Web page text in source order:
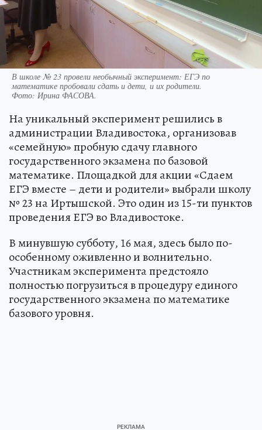
В школе № 23 провели необычный эксперимент: ЕГЭ по
математике пробовали сдать и дети, и их родители.
Фото: Ирина ФАСОВА.
На уникальный эксперимент решились в
администрации Владивостока, организовав
«семейную» пробную сдачу главного
государственного экзамена по базовой
математике. Площадкой для акции «Сдаем
ЕГЭ вместе – дети и родители» выбрали школу
№ 23 на Иртышской. Это один из 15-ти пунктов
проведения ЕГЭ во Владивостоке.
В минувшую субботу, 16 мая, здесь было по-
особенному оживленно и волнительно.
Участникам эксперимента предстояло
полностью погрузиться в процедуру единого
государственного экзамена по математике
базового уровня.